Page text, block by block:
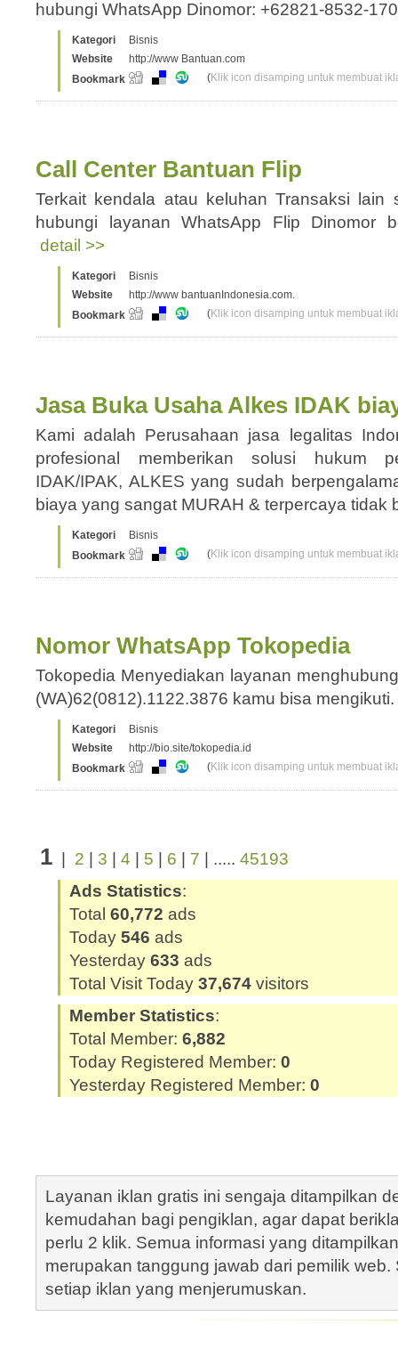
hubungi WhatsApp Dinomor: +62821-8532-
Kategori
Bisnis
Website
http://www Bantuan.com
Bookmark
(Klik icon disamping untuk membuat
Call Center Bantuan Flip
Terkait kendala atau keluhan Transaksi lain
hubungi layanan WhatsApp Flip Dinomor
detail >>
Kategori
Bisnis
Website
http://www bantuanIndonesia.com.
Bookmark
(Klik icon disamping untuk membuat
Jasa Buka Usaha Alkes IDAK
Kami adalah Perusahaan jasa legalitas
profesional memberikan solusi hukum
IDAK/IPAK, ALKES yang sudah
biaya yang sangat MURAH & terpercaya
Kategori
Bisnis
Bookmark
(Klik icon disamping untuk membuat
Nomor WhatsApp Tokopedia
Tokopedia Menyediakan layanan
(WA)62(0812).1122.3876 kamu bisa
Kategori
Bisnis
Website
http://bio.site/tokopedia.id
Bookmark
(Klik icon disamping untuk membuat
1 2 3 4 5 6 7 | ..... 45193
Ads Statistics:
Total 60,772 ads
Today 546 ads
Yesterday 633 ads
Total Visit Today 37,674 visitors
Member Statistics:
Total Member: 6,882
Today Registered Member: 0
Yesterday Registered Member: 0
Layanan iklan gratis ini sengaja ditampilkan
kemudahan bagi pengiklan, agar dapat
perlu 2 klik. Semua informasi yang
merupakan tanggung jawab dari pemilik
setiap iklan yang menjerumuskan.